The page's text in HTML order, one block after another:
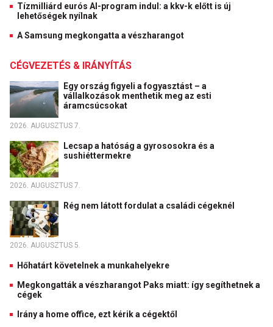
Tízmilliárd eurós AI-program indul: a kkv-k előtt is új
lehetőségek nyílnak
A Samsung megkongatta a vészharangot
CÉGVEZETÉS & IRÁNYÍTÁS
Egy ország figyeli a fogyasztást – a
vállalkozások menthetik meg az esti
áramcsúcsokat
2026. AUGUSZTUS 7.
Lecsap a hatóság a gyrososokra és a
sushiéttermekre
2026. AUGUSZTUS 7.
Rég nem látott fordulat a családi cégeknél
2026. AUGUSZTUS 5.
Hőhatárt követelnek a munkahelyekre
Megkongatták a vészharangot Paks miatt: így segíthetnek a
cégek
Irány a home office, ezt kérik a cégektől